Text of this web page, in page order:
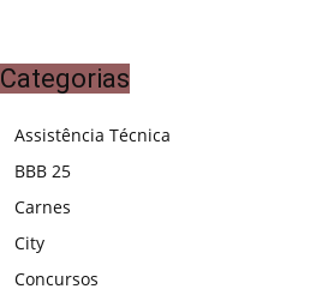
Categorias
Assistência Técnica
BBB 25
Carnes
City
Concursos